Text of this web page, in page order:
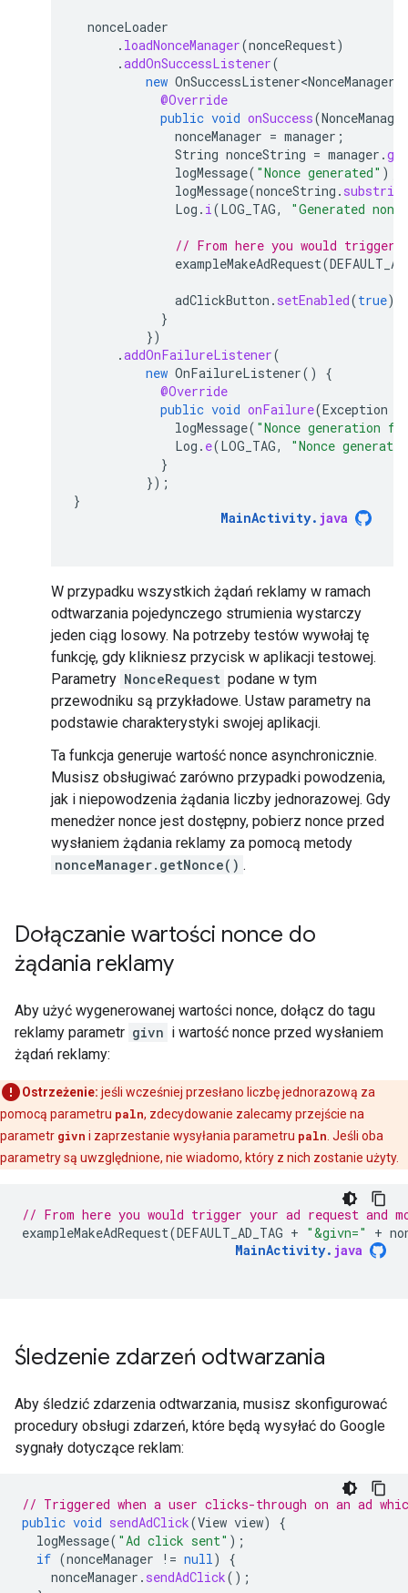
nonceLoader
. loadNonceManager(nonceRequest)
.addOnSuccessListener(
new OnSuccessListener<NonceManager>
@Override
public void onSuccess(NonceManager
nonceManager = manager ;
String nonceString = manager .
logMessage( "Nonce generated" );
logMessage(nonceString . substring
Log . i(LOG_TAG, "Generated
// From here you would trigger
exampleMakeAdRequest(
adClickButton . setEnabled(true);
}
})
.addOnFailureListener(
new OnFailureListener()
{
@Override
public void onFailure(Exception
logMessage( "Nonce generation
Log . e(LOG_TAG,
"Nonce
}
});
}
MainActivity. java
W przypadku wszystkich żądań reklamy w ramach
odtwarzania pojedynczego strumienia wystarczy
jeden ciąg losowy. Na potrzeby testów wywołaj tę
funkcję, gdy klikniesz przycisk w aplikacji testowej.
Parametry NonceRequest podane w tym
przewodniku są przykładowe. Ustaw parametry na
podstawie charakterystyki swojej aplikacji.
Ta funkcja generuje wartość nonce asynchronicznie.
Musisz obsługiwać zarówno przypadki powodzenia,
jak i niepowodzenia żądania liczby jednorazowej. Gdy
menedżer nonce jest dostępny, pobierz nonce przed
wysłaniem żądania reklamy za pomocą metody
nonceManager.getNonce() .
Dołączanie wartości nonce do
żądania reklamy
Aby użyć wygenerowanej wartości nonce, dołącz do tagu
reklamy parametr givn i wartość nonce przed wysłaniem
żądań reklamy:
Ostrzeżenie: jeśli wcześniej przesłano liczbę jednorazową za
pomocą parametru paln, zdecydowanie zalecamy przejście na
parametr givn i zaprzestanie wysyłania parametru paln . Jeśli oba
parametry są uwzględnione, nie wiadomo, który z nich zostanie użyty.
// From here you would trigger your ad request and
exampleMakeAdRequest(DEFAULT_AD_TAG + "&givn=" +
MainActivity. java
Śledzenie zdarzeń odtwarzania
Aby śledzić zdarzenia odtwarzania, musisz skonfigurować
procedury obsługi zdarzeń, które będą wysyłać do Google
sygnały dotyczące reklam:
// Triggered when a user clicks-through on an ad
public void sendAdClick(View view)
{
logMessage( "Ad click sent" );
if (nonceManager != null)
{
nonceManager . sendAdClick();